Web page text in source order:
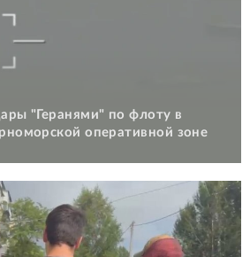
"Геранями" по флоту в
оперативной зоне